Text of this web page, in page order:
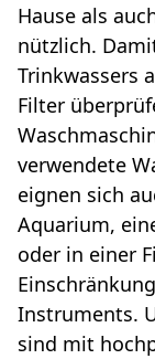
Hause als
nützlich.
Trinkwassers
Filter
verwendete
eignen sich
Aquarium,
oder in einer
Instruments.
sind mit